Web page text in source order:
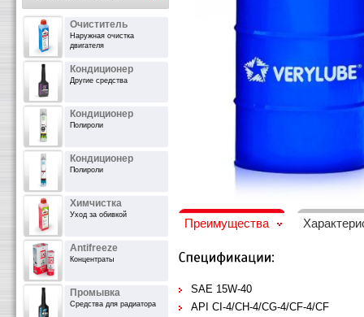
Очиститель
Наружная очистка
двигателя
Кондиционер
Другие средства
Кондиционер
Полироли
Кондиционер
Полироли
Химчистка
Уход за обивкой
Antifreeze
Концентраты
Промывка
Средства для радиатора
Преимущества
SAE 15W-40
API CI-4/СH-4/CG-4/CF-4/CF